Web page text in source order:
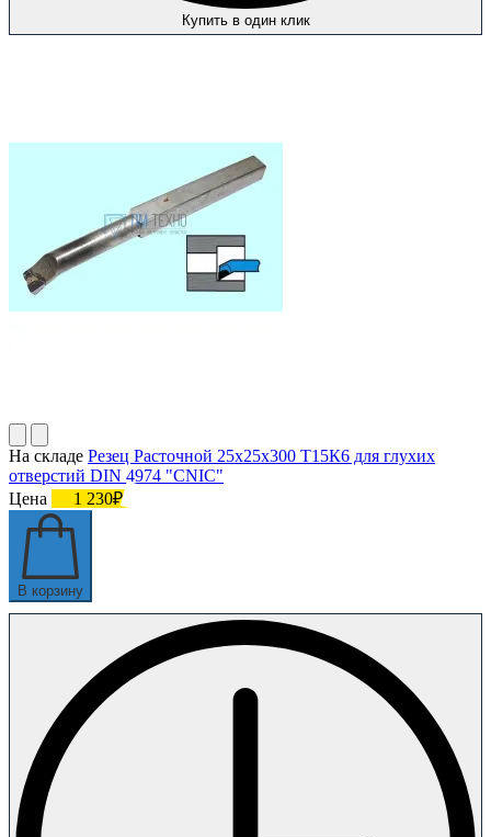
Купить в один клик
На складе Резец Расточной 25х25х300 Т15К6 для глухих
отверстий DIN 4974 "CNIC"
Цена
1 230₽
В корзину